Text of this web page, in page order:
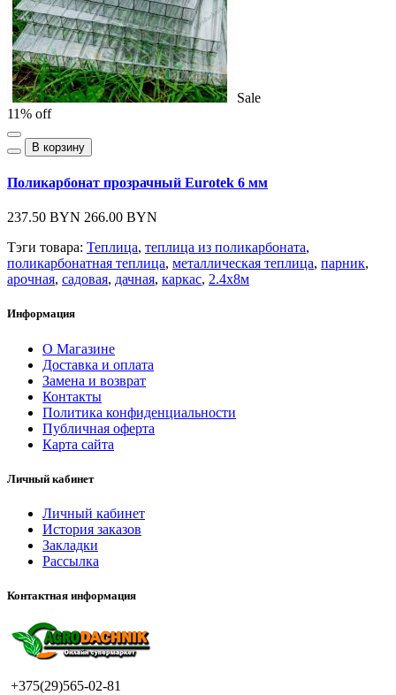
Sale
11% off
В корзину
Поликарбонат прозрачный Eurotek 6 мм
237.50 BYN 266.00 BYN
Тэги товара: Теплица, теплица из поликарбоната,
поликарбонатная теплица, металлическая теплица, парник,
арочная, садовая, дачная, каркас, 2.4х8м
Информация
О Магазине
Доставка и оплата
Замена и возврат
Контакты
Политика конфиденциальности
Публичная оферта
Карта сайта
Личный кабинет
Личный кабинет
История заказов
Закладки
Рассылка
Контактная информация
+375(29)565-02-81